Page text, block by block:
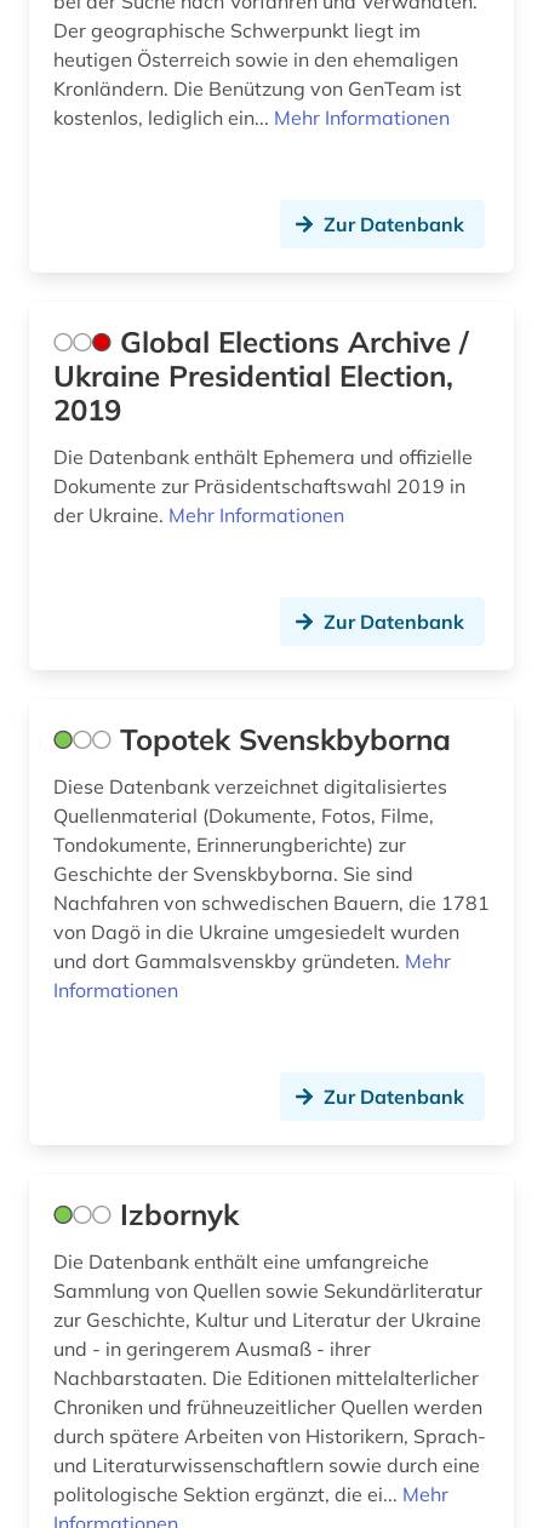
Der geographische Schwerpunkt liegt im
heutigen Österreich sowie in den ehemaligen
Kronländern. Die Benützung von GenTeam ist
kostenlos, lediglich ein... Mehr Informationen
Zur Datenbank
Global Elections Archive /
Ukraine Presidential Election,
2019
Die Datenbank enthält Ephemera und offizielle
Dokumente zur Präsidentschaftswahl 2019 in
der Ukraine. Mehr Informationen
Zur Datenbank
Topotek Svenskbyborna
Diese Datenbank verzeichnet digitalisiertes
Quellenmaterial (Dokumente, Fotos, Filme,
Tondokumente, Erinnerungberichte) zur
Geschichte der Svenskbyborna. Sie sind
Nachfahren von schwedischen Bauern, die 1781
von Dagö in die Ukraine umgesiedelt wurden
und dort Gammalsvenskby gründeten. Mehr
Informationen
Zur Datenbank
Izbornyk
Die Datenbank enthält eine umfangreiche
Sammlung von Quellen sowie Sekundärliteratur
zur Geschichte, Kultur und Literatur der Ukraine
und - in geringerem Ausmaß - ihrer
Nachbarstaaten. Die Editionen mittelalterlicher
Chroniken und frühneuzeitlicher Quellen werden
durch spätere Arbeiten von Historikern, Sprach-
und Literaturwissenschaftlern sowie durch eine
politologische Sektion ergänzt, die ei... Mehr